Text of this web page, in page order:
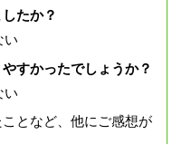
たか？
い
すかったでしょうか？
い
となど、他にご感想が